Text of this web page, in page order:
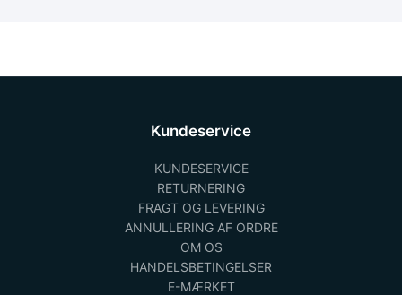
Kundeservice
KUNDESERVICE
RETURNERING
FRAGT OG LEVERING
ANNULLERING AF ORDRE
OM OS
HANDELSBETINGELSER
E-MÆRKET